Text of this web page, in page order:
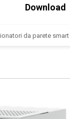
Download
da parete